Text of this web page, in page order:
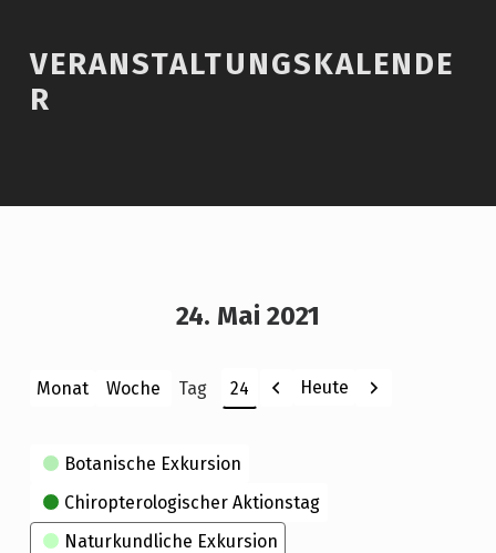
VERANSTALTUNGSKALENDE
R
24. Mai 2021
Monat Woche Tag
Monat
Tag
Jahr
Zurück
Heute Weiter
Kategorien
Botanische Exkursion
Chiropterologischer Aktionstag
Naturkundliche Exkursion